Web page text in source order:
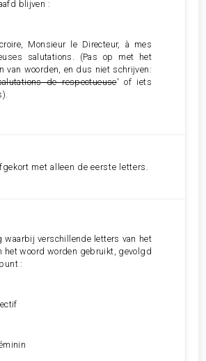
blijven :
Monsieur le Directeur, à mes
salutations. (Pas op met het
van woorden, en dus niet schrijven:
de respectueuse' of iets
met alleen de eerste letters.
waarbij verschillende letters van het
het woord worden gebruikt, gevolgd
: